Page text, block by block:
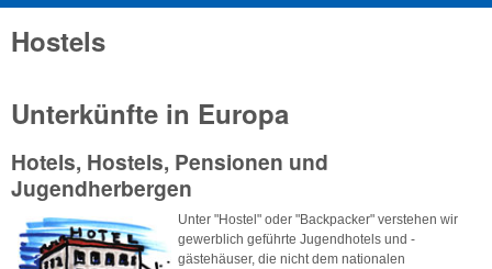
Hostels
Unterkünfte in Europa
Hotels, Hostels, Pensionen und
Jugendherbergen
Unter "Hostel" oder "Backpacker" verstehen wir
gewerblich geführte Jugendhotels und -
gästehäuser, die nicht dem nationalen